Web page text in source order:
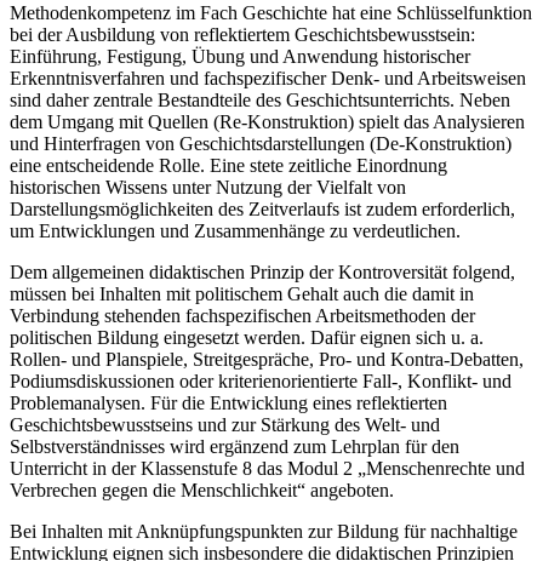
Methodenkompetenz im Fach Geschichte hat eine Schlüsselfunktion
bei der Ausbildung von reflektiertem Geschichtsbewusstsein:
Einführung, Festigung, Übung und Anwendung historischer
Erkenntnisverfahren und fachspezifischer Denk- und Arbeitsweisen
sind daher zentrale Bestandteile des Geschichtsunterrichts. Neben
dem Umgang mit Quellen (Re-Konstruktion) spielt das Analysieren
und Hinterfragen von Geschichtsdarstellungen (De-Konstruktion)
eine entscheidende Rolle. Eine stete zeitliche Einordnung
historischen Wissens unter Nutzung der Vielfalt von
Darstellungsmöglichkeiten des Zeitverlaufs ist zudem erforderlich,
um Entwicklungen und Zusammenhänge zu verdeutlichen.
Dem allgemeinen didaktischen Prinzip der Kontroversität folgend,
müssen bei Inhalten mit politischem Gehalt auch die damit in
Verbindung stehenden fachspezifischen Arbeitsmethoden der
politischen Bildung eingesetzt werden. Dafür eignen sich u. a.
Rollen- und Planspiele, Streitgespräche, Pro- und Kontra-Debatten,
Podiumsdiskussionen oder kriterienorientierte Fall-, Konflikt- und
Problemanalysen. Für die Entwicklung eines reflektierten
Geschichtsbewusstseins und zur Stärkung des Welt- und
Selbstverständnisses wird ergänzend zum Lehrplan für den
Unterricht in der Klassenstufe 8 das Modul 2 „Menschenrechte und
Verbrechen gegen die Menschlichkeit“ angeboten.
Bei Inhalten mit Anknüpfungspunkten zur Bildung für nachhaltige
Entwicklung eignen sich insbesondere die didaktischen Prinzipien